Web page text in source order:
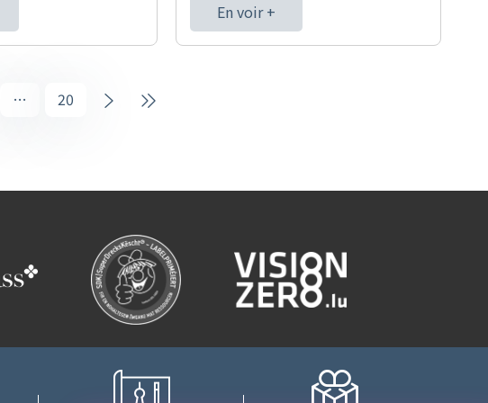
En voir +
… 20